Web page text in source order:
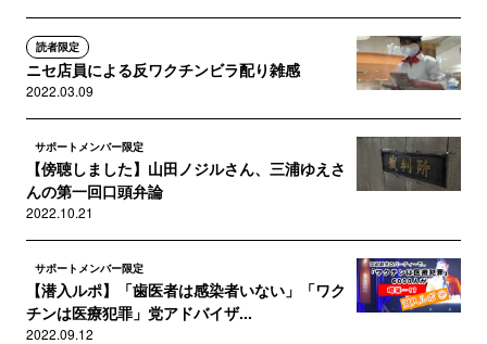
読者限定
ニセ店員による反ワクチンビラ配り雑感
2022.03.09
サポートメンバー限定
【傍聴しました】山田ノジルさん、三浦ゆえさ
んの第一回口頭弁論
2022.10.21
サポートメンバー限定
【潜入ルポ】「歯医者は感染者いない」「ワク
チンは医療犯罪」党アドバイザ...
2022.09.12